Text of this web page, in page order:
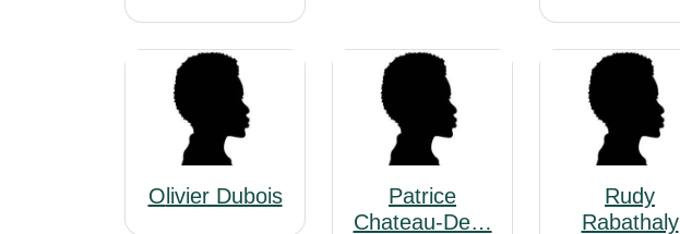
Olivier Dubois
Patrice
Chateau-De…
Rudy
Rabathaly